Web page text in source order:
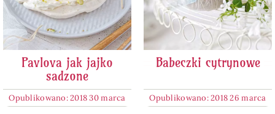
Pavlova jak jajko
sadzone
Opublikowano: 2018 30 marca
Babeczki cytrynowe
Opublikowano: 2018 26 marca